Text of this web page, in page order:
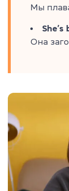
Мы
Она